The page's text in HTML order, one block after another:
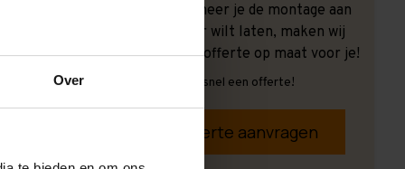
Over
Ook wanneer je de montage aan
ons over wilt laten, maken wij
graag een offerte op maat voor je!
Vrijblijvend, snel een offerte!
Offerte aanvragen